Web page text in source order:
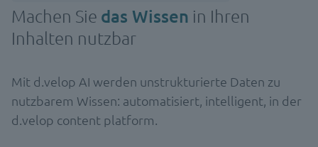
Machen Sie das Wissen in Ihren
Inhalten nutzbar
Mit d.velop AI werden unstrukturierte Daten zu
nutzbarem Wissen: automatisiert, intelligent, in der
d.velop content platform.